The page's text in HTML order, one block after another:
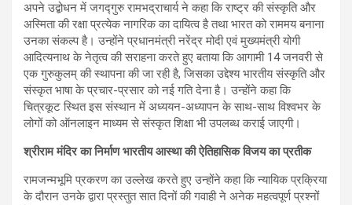
अपने उद्बोधन में जगद्गुरु रामभद्राचार्य ने कहा कि राष्ट्र की संस्कृति और
अस्मिता की रक्षा प्रत्येक नागरिक का दायित्व है तथा भारत को राममय बनाना
उनका संकल्प है। उन्होंने प्रधानमंत्री नरेंद्र मोदी एवं मुख्यमंत्री योगी
आदित्यनाथ के नेतृत्व की सराहना करते हुए बताया कि आगामी 14 जनवरी से
एक गुरुकुलम् की स्थापना की जा रही है, जिसका उद्देश्य भारतीय संस्कृति और
संस्कृत भाषा के प्रचार-प्रसार को नई गति देना है। उन्होंने कहा कि
चित्रकूट स्थित इस संस्थान में अध्ययन-अध्यापन के साथ-साथ विश्वभर के
लोगों को ऑनलाइन माध्यम से संस्कृत शिक्षा भी उपलब्ध कराई जाएगी।
श्रीराम मंदिर का निर्माण भारतीय आस्था की ऐतिहासिक विजय का प्रतीक
रामजन्मभूमि प्रकरण का उल्लेख करते हुए उन्होंने कहा कि न्यायिक प्रक्रिया
के दौरान उनके द्वारा प्रस्तुत सात दिनों की गवाही ने अनेक महत्वपूर्ण प्रश्नों